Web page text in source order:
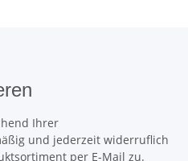
Ihrer
und jederzeit widerruflich
per E-Mail zu.